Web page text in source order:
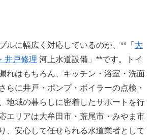
ルに幅広く対応しているのが、**「 大
井戸修理 河上水道設備」**です。トイ
れはもちろん、キッチン・浴室・洗面
らに井戸・ポンプ・ボイラーの点検・
地域の暮らしに密着したサポートを行
エリアは大牟田市・荒尾市・みやま市
、安心して任せられる水道業者として